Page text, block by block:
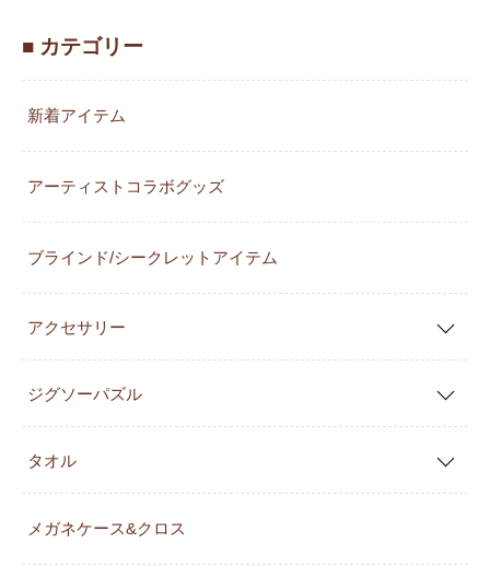
■ カテゴリー
新着アイテム
アーティストコラボグッズ
ブラインド/シークレットアイテム
アクセサリー
ジグソーパズル
タオル
メガネケース&クロス